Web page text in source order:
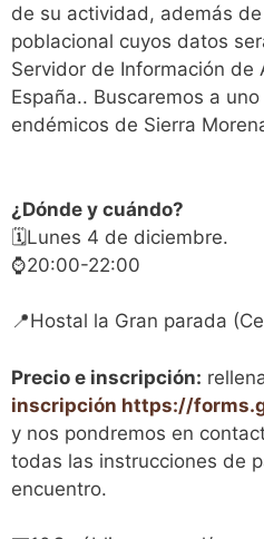
de su actividad, además
poblacional cuyos datos
Servidor de Información de
España.. Buscaremos a
endémicos de Sierra
¿Dónde y cuándo?
🗓️Lunes 4 de diciembre.
⌚20:00-22:00
📍Hostal la Gran parada
Precio e inscripción:
inscripción https://
y nos pondremos en
todas las instrucciones de
encuentro.